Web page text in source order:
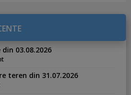
03.08.2026
teren din 31.07.2026